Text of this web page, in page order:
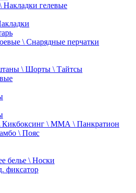
Накладки гелевые
\ Снарядные перчатки
\ Шорты \ Тайтсы
Кикбоксинг \ ММА \ Панкратион
\ Пояс
белье \ Носки
фиксатор